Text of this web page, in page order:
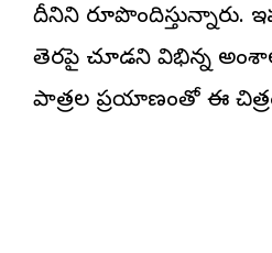
దీనిని రూపొందిస్తున్నారు.
తెరపై చూడని విభిన్న
పాత్రల ప్రయాణంతో ఈ